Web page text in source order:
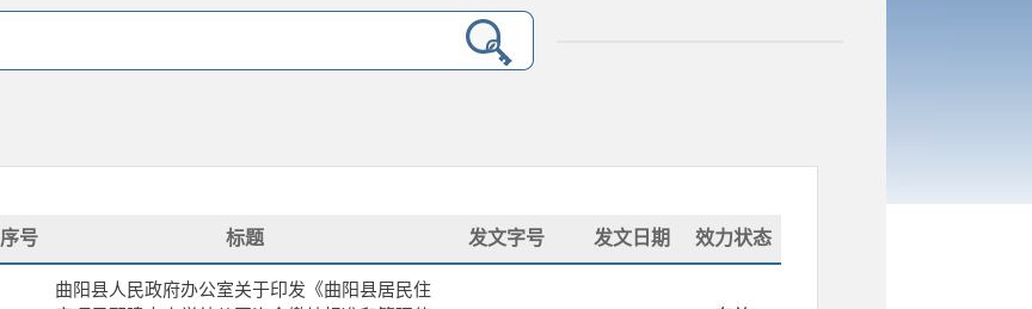
序号 标题 发文字号 发文日期 效力状态
曲阳县人民政府办公室关于印发《曲阳县居民住